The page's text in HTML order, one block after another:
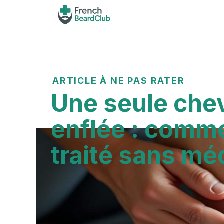
Une seule
médecin
ARTICLE À NE PAS RATER
Une seule
enflée :
traité sans